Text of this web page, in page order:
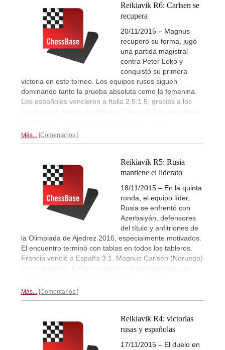
Reikiavik R6: Carlsen se
recupera
20/11/2015 – Magnus
recuperó su forma, jugó
una partida magistral
contra Peter Leko y
conquistó su primera
victoria en este torneo. Los equipos rusos siguen
dominando tanto la prueba absoluta como la femenina.
Los españoles vencieron a Italia 2,5:1,5, gracias a los
triunfos con negras de Vallejo y Vázquez. Las españolas
Más... Comentarios
Reikiavik R5: Rusia
mantiene el liderato
18/11/2015 – En la quinta
ronda, el equipo líder,
Rusia se enfrentó con
Azerbaiyán, defensores
del título y anfitriones de
la Olimpiada de Ajedrez 2016, especialmente motivados.
El encuentro terminó con tablas en todos los tableros.
Francia venció a España 3:1. Magnus Carlsen (Noruega)
volvió a perder. En la competición femenina las rusas
Más... Comentarios
Reikiavik R4: victorias
rusas y españolas
17/11/2015 – El duelo en